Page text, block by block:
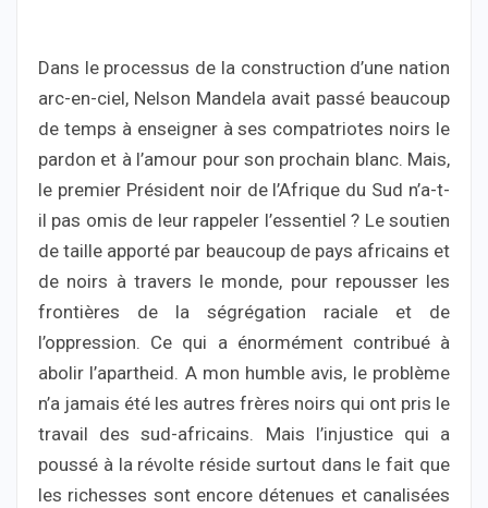
Dans le processus de la construction d’une nation
arc-en-ciel, Nelson Mandela avait passé beaucoup
de temps à enseigner à ses compatriotes noirs le
pardon et à l’amour pour son prochain blanc. Mais,
le premier Président noir de l’Afrique du Sud n’a-t-
il pas omis de leur rappeler l’essentiel ? Le soutien
de taille apporté par beaucoup de pays africains et
de noirs à travers le monde, pour repousser les
frontières de la ségrégation raciale et de
l’oppression. Ce qui a énormément contribué à
abolir l’apartheid. A mon humble avis, le problème
n’a jamais été les autres frères noirs qui ont pris le
travail des sud-africains. Mais l’injustice qui a
poussé à la révolte réside surtout dans le fait que
les richesses sont encore détenues et canalisées